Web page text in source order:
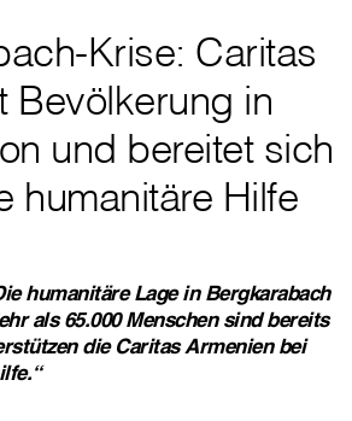
Krise: Caritas
Bevölkerung in
und bereitet sich
humanitäre Hilfe
humanitäre Lage in Bergkarabach
als 65.000 Menschen sind bereits
die Caritas Armenien bei